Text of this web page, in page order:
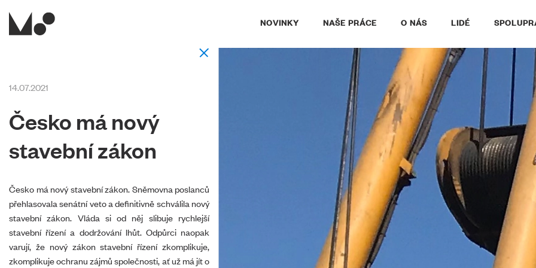
NOVINKY NAŠE PRÁCE O NÁS LIDÉ
14.07.2021
Česko má nový
stavební zákon
Česko má nový stavební zákon. Sněmovna poslanců
přehlasovala senátní veto a definitivně schválila nový
stavební zákon. Vláda si od něj slibuje rychlejší
stavební řízení a dodržování lhůt. Odpůrci naopak
varují, že nový zákon stavební řízení zkomplikuje,
zkomplikuje ochranu zájmů společnosti, ať už má jít o